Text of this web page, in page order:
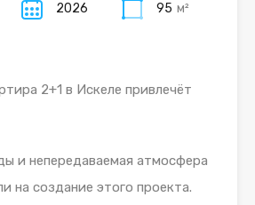
2026 95 м²
2+1 в Искеле привлечёт
и непередаваемая атмосфера
на создание этого проекта.